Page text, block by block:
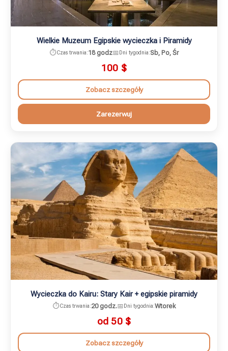
Wielkie Muzeum Egipskie wycieczka i Piramidy
⏱️Czas trwania:18 godz📅Dni tygodnia:Sb, Po, Śr
100 $
Zobacz szczegóły
Zarezerwuj
Wycieczka do Kairu: Stary Kair + egipskie piramidy
⏱️Czas trwania:20 godz.📅 Dni tygodnia:Wtorek
od 50$
Zobacz szczegóły